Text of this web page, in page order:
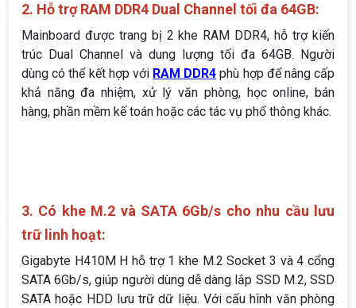
2. Hỗ trợ RAM DDR4 Dual Channel tối đa 64GB:
Mainboard được trang bị 2 khe RAM DDR4, hỗ trợ kiến
trúc Dual Channel và dung lượng tối đa 64GB. Người
dùng có thể kết hợp với RAM DDR4 phù hợp để nâng cấp
khả năng đa nhiệm, xử lý văn phòng, học online, bán
hàng, phần mềm kế toán hoặc các tác vụ phổ thông khác.
3. Có khe M.2 và SATA 6Gb/s cho nhu cầu lưu
trữ linh hoạt:
Gigabyte H410M H hỗ trợ 1 khe M.2 Socket 3 và 4 cổng
SATA 6Gb/s, giúp người dùng dễ dàng lắp SSD M.2, SSD
SATA hoặc HDD lưu trữ dữ liệu. Với cấu hình văn phòng